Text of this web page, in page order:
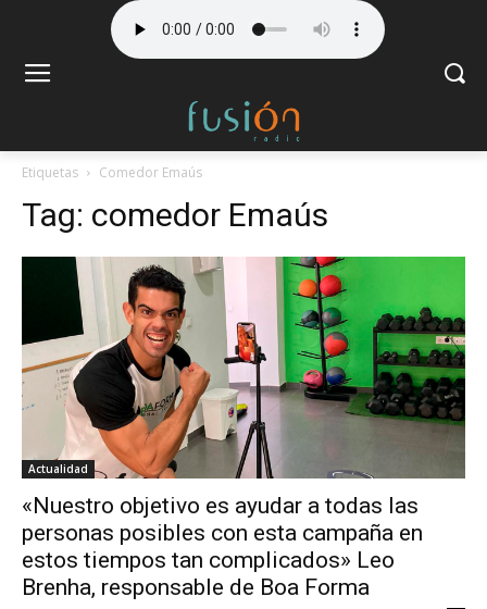
Etiquetas Comedor Emaús
Tag: comedor Emaús
Actualidad
«Nuestro objetivo es ayudar a todas las
personas posibles con esta campaña en
estos tiempos tan complicados» Leo
Brenha, responsable de Boa Forma